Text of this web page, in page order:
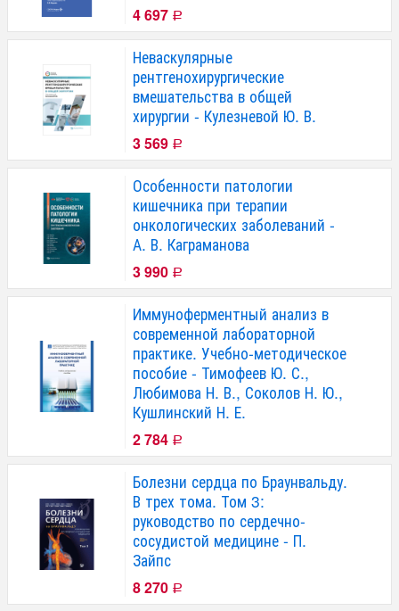
4 697 Р
Неваскулярные
рентгенохирургические
вмешательства в общей
хирургии - Кулезневой Ю. В.
3 569 Р
Особенности патологии
кишечника при терапии
онкологических заболеваний -
А. В. Каграманова
3 990 Р
Иммуноферментный анализ в
современной лабораторной
практике. Учебно-методическое
пособие - Тимофеев Ю. С.,
Любимова Н. В., Соколов Н. Ю.,
Кушлинский Н. Е.
2 784 Р
Болезни сердца по Браунвальду.
В трех тома. Том 3:
руководство по сердечно-
сосудистой медицине - П.
Зайпс
8 270 Р